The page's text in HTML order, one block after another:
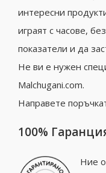
интересни
играят с часове,
показатели и да
Не ви е нужен
Malchugani.com.
Направете
100%
Ние